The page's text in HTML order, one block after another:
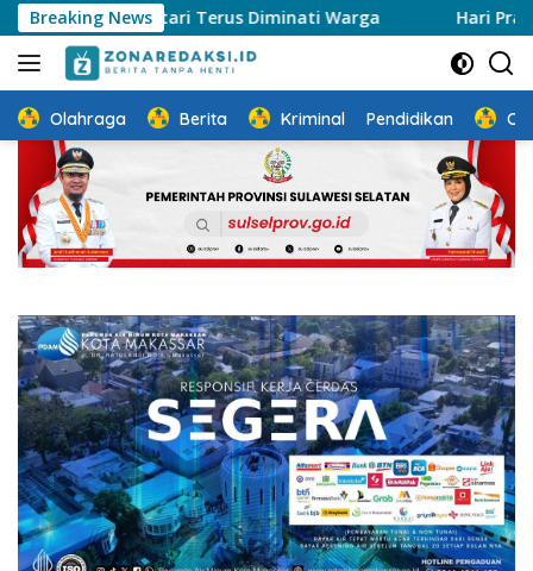
Langsung
ke
konten
Breaking News
Lestari Terus Diminati Warga Hari Pramuka ke-65
Olahraga Berita Kriminal Pendidikan